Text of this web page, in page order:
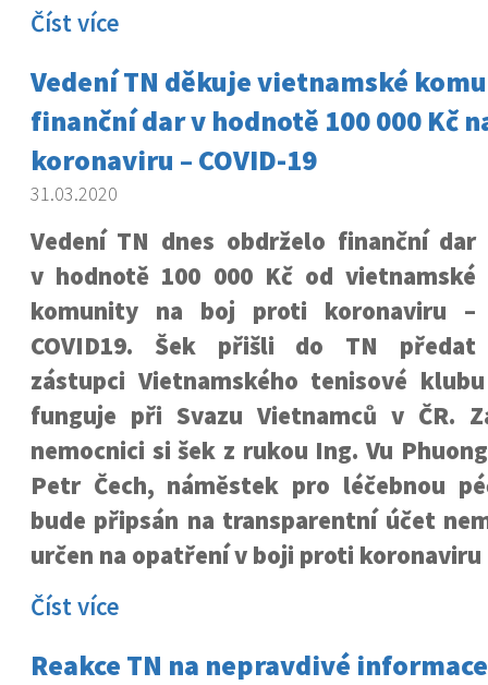
Číst více
Vedení TN děkuje vietnamské
finanční dar v hodnotě 100 000 Kč
koronaviru – COVID-19
31.03.2020
Vedení TN dnes obdrželo finanční dar
v hodnotě 100 000 Kč od vietnamské
komunity na boj proti koronaviru –
COVID19. Šek přišli do TN předat
zástupci Vietnamského tenisové
funguje při Svazu Vietnamců v ČR.
nemocnici si šek z rukou Ing. Vu
Petr Čech, náměstek pro léčebnou
bude připsán na transparentní účet
určen na opatření v boji proti koronaviru
Číst více
Reakce TN na nepravdivé